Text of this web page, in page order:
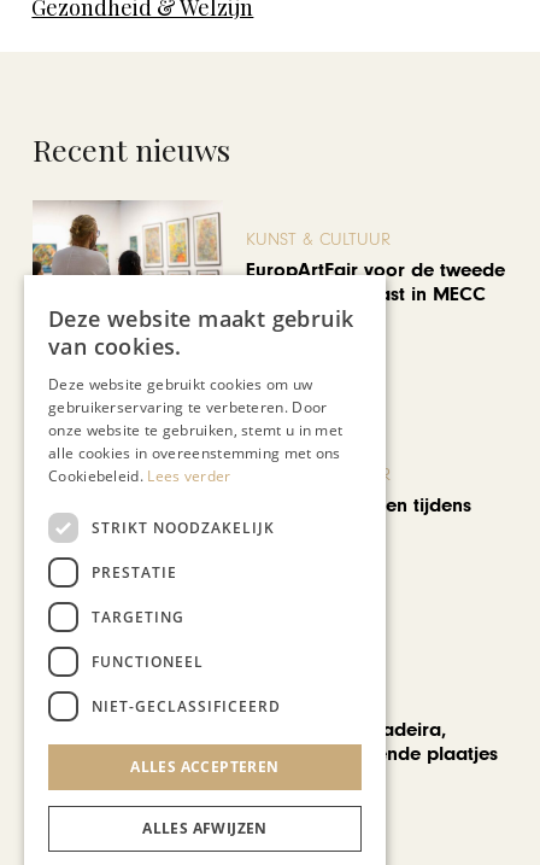
Gezondheid & Welzijn
Recent nieuws
KUNST & CULTUUR
EuropArtFair voor de tweede
keer op rij te gast in MECC
Maastricht
KUNST & CULTUUR
Wereldse beelden tijdens
Cultura Nova
REIZEN
Een week op Madeira,
voorbij de bekende plaatjes
Bekijk alle artikelen
Deze website maakt gebruik
van cookies.
Deze website gebruikt cookies om uw
gebruikerservaring te verbeteren. Door
onze website te gebruiken, stemt u in met
alle cookies in overeenstemming met ons
Cookiebeleid. Lees verder
STRIKT NOODZAKELIJK
PRESTATIE
TARGETING
FUNCTIONEEL
NIET-GECLASSIFICEERD
ALLES ACCEPTEREN
ALLES AFWIJZEN